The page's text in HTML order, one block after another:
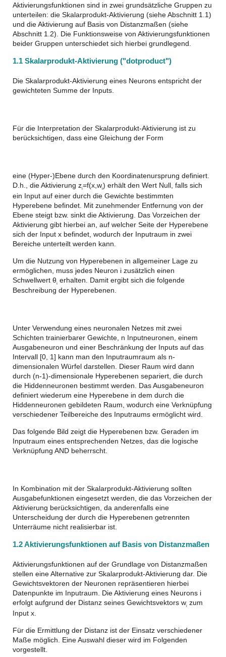
Aktivierungsfunktionen sind in zwei grundsätzliche Gruppen zu
unterteilen: die Skalarprodukt-Aktivierung (siehe Abschnitt 1.1)
und die Aktivierung auf Basis von Distanzmaßen (siehe
Abschnitt 1.2). Die Funktionsweise von Aktivierungsfunktionen
beider Gruppen unterschiedet sich hierbei grundlegend.
1.1 Skalarprodukt-Aktivierung ("dotproduct")
Die Skalarprodukt-Aktivierung eines Neurons entspricht der
gewichteten Summe der Inputs.
Für die Interpretation der Skalarprodukt-Aktivierung ist zu
berücksichtigen, dass eine Gleichung der Form
eine (Hyper-)Ebene durch den Koordinatenursprung definiert.
D.h., die Aktivierung zi=f(x,wi) erhält den Wert Null, falls sich
ein Input auf einer durch die Gewichte bestimmten
Hyperebene befindet. Mit zunehmender Entfernung von der
Ebene steigt bzw. sinkt die Aktivierung. Das Vorzeichen der
Aktivierung gibt hierbei an, auf welcher Seite der Hyperebene
sich der Input x befindet, wodurch der Inputraum in zwei
Bereiche unterteilt werden kann.
Um die Nutzung von Hyperebenen in allgemeiner Lage zu
ermöglichen, muss jedes Neuron i zusätzlich einen
Schwellwert θi erhalten. Damit ergibt sich die folgende
Beschreibung der Hyperebenen.
Unter Verwendung eines neuronalen Netzes mit zwei
Schichten trainierbarer Gewichte, n Inputneuronen, einem
Ausgabeneuron und einer Beschränkung der Inputs auf das
Intervall [0, 1] kann man den Inputraumraum als n-
dimensionalen Würfel darstellen. Dieser Raum wird dann
durch (n-1)-dimensionale Hyperebenen separiert, die durch
die Hiddenneuronen bestimmt werden. Das Ausgabeneuron
definiert wiederum eine Hyperebene in dem durch die
Hiddenneuronen gebildeten Raum, wodurch eine Verknüpfung
verschiedener Teilbereiche des Inputraums ermöglicht wird.
Das folgende Bild zeigt die Hyperebenen bzw. Geraden im
Inputraum eines entsprechenden Netzes, das die logische
Verknüpfung AND beherrscht.
In Kombination mit der Skalarprodukt-Aktivierung sollten
Ausgabefunktionen eingesetzt werden, die das Vorzeichen der
Aktivierung berücksichtigen, da anderenfalls eine
Unterscheidung der durch die Hyperebenen getrennten
Unterräume nicht realisierbar ist.
1.2 Aktivierungsfunktionen auf Basis von Distanzmaßen
Aktivierungsfunktionen auf der Grundlage von Distanzmaßen
stellen eine Alternative zur Skalarprodukt-Aktivierung dar. Die
Gewichtsvektoren der Neuronen repräsentieren hierbei
Datenpunkte im Inputraum. Die Aktivierung eines Neurons i
erfolgt aufgrund der Distanz seines Gewichtsvektors wi zum
Input x.
Für die Ermittlung der Distanz ist der Einsatz verschiedener
Maße möglich. Eine Auswahl dieser wird im Folgenden
vorgestellt.